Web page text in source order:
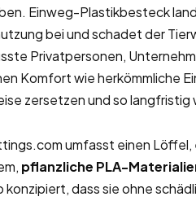
Einweg-Plastikbesteck
bei und schadet der
Privatpersonen,
Komfort wie herkömmliche
zersetzen und so langfristig
umfasst einen Löffel,
pflanzliche PLA-
dass sie ohne